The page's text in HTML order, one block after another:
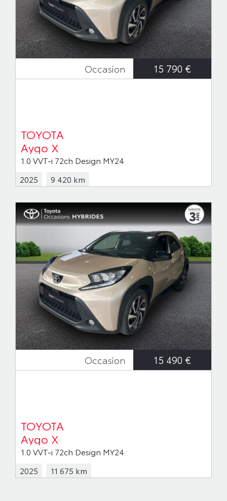
Occasion 15 790 €
TOYOTA
Aygo X
1.0 VVT-i 72ch Design MY24
2025
9 420 km
Occasion 15 490 €
TOYOTA
Aygo X
1.0 VVT-i 72ch Design MY24
2025
11 675 km